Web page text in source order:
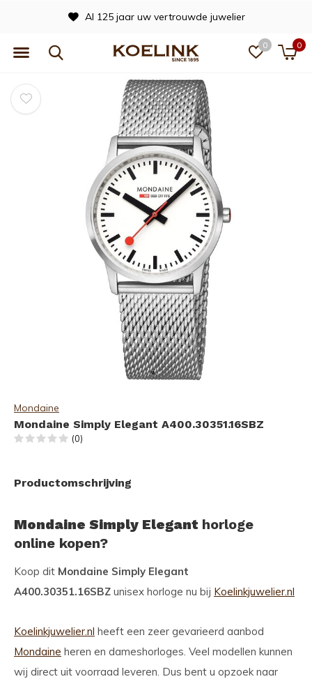
0 0
Al 125 jaar uw vertrouwde juwelier
Mondaine
Mondaine Simply Elegant A400.30351.16SBZ
(0)
Productomschrijving
Mondaine Simply Elegant horloge
online kopen?
Koop dit Mondaine Simply Elegant
A400.30351.16SBZ unisex horloge nu bij Koelinkjuwelier.nl
Koelinkjuwelier.nl heeft een zeer gevarieerd aanbod
Mondaine heren en dameshorloges. Veel modellen kunnen
wij direct uit voorraad leveren. Dus bent u opzoek naar